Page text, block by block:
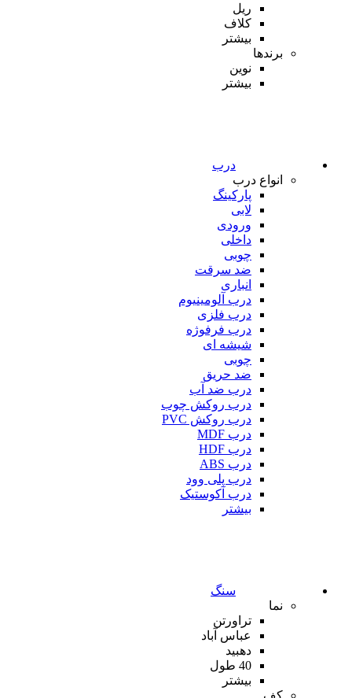
ریل
کلاف
بیشتر
برندها
نوین
بیشتر
درب
انواع درب
پارکینگ
لابی
ورودی
داخلی
چوبی
ضد سرقت
انباری
درب آلومینیوم
درب فلزی
درب فرفوژه
شیشه ای
چوبی
ضد حریق
درب ضد آب
درب روکش چوب
درب روکش PVC
درب MDF
درب HDF
درب ABS
درب پلی وود
درب آکوستیک
بیشتر
سنگ
نما
تراورتن
عباس آباد
دهبید
40 طول
بیشتر
کف